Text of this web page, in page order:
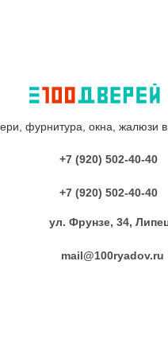
фурнитура, окна, жалюзи
+7 (920) 502-40-40
+7 (920) 502-40-40
ул. Фрунзе, 34,
mail@100ryadov.ru